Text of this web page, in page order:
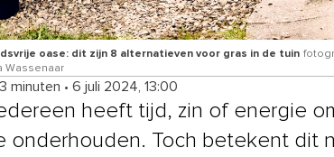
oase: dit zijn 8 alternatieven voor gras in de tuin
Wassenaar
minuten • 6 juli 2024, 13:00
heeft tijd, zin of energie
onderhouden. Toch betekent dit